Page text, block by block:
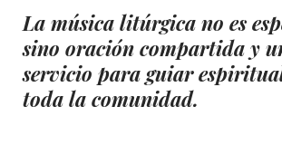
La música litúrgica no es
sino oración compartida y
servicio para guiar
toda la comunidad.